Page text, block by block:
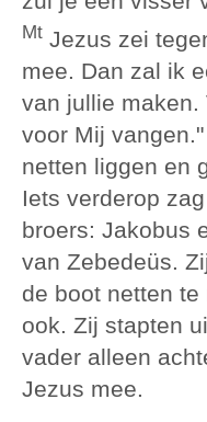
Mt Jezus zei
mee. Dan zal ik
van jullie maken.
voor Mij
netten liggen en
Iets verderop
broers: Jakobus
van Zebedeüs.
de boot netten
ook. Zij stapten
vader alleen
Jezus mee.